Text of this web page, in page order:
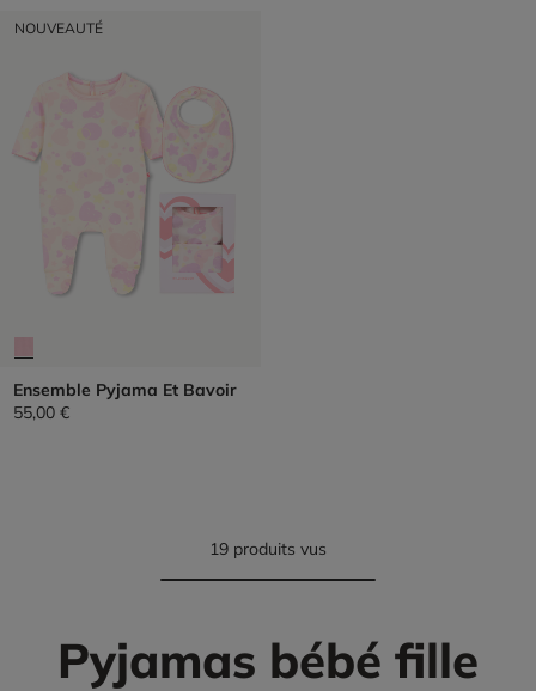
NOUVEAUTÉ
Ensemble Pyjama Et Bavoir
55,00 €
19 produits vus
Pyjamas bébé fille